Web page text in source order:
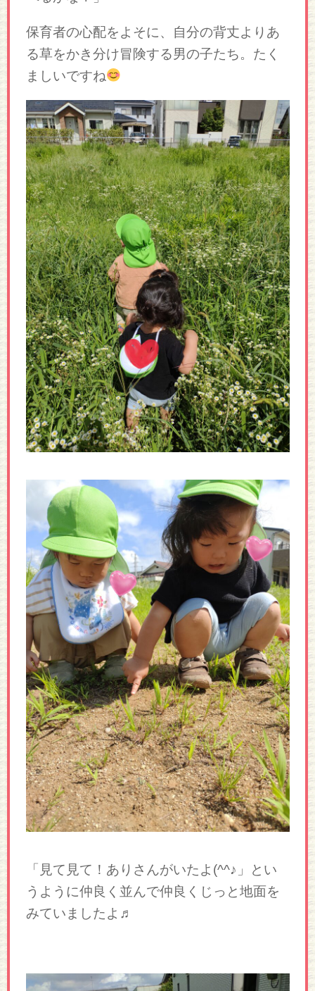
保育者の心配をよそに、自分の背丈よりあ
る草をかき分け冒険する男の子たち。たく
ましいですね
「見て見て！ありさんがいたよ(^^♪」とい
うように仲良く並んで仲良くじっと地面を
みていましたよ♬